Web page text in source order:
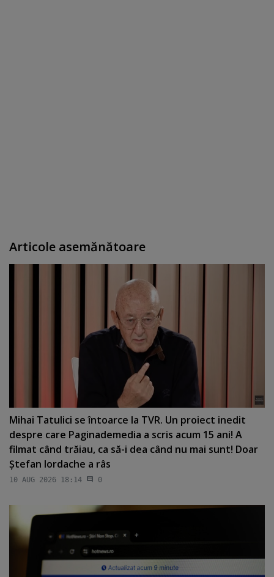
Articole asemănătoare
Mihai Tatulici se întoarce la TVR. Un proiect inedit
despre care Paginademedia a scris acum 15 ani! A
filmat când trăiau, ca să-i dea când nu mai sunt! Doar
Ştefan Iordache a râs
10 AUG 2026 18:14 0